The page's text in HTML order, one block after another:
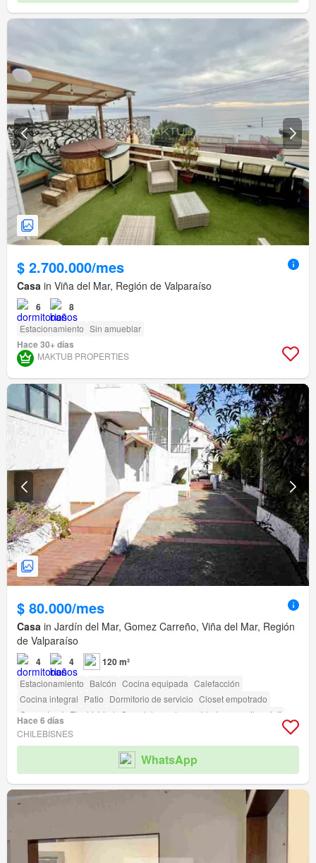
$ 2.700.000/mes
Casa in Viña del Mar, Región de Valparaíso
6 8
Estacionamiento Sin amueblar
Hace 30+ días
MAKTUB PROPERTIES
$ 80.000/mes
Casa in Jardín del Mar, Gomez Carreño, Viña del Mar, Región
de Valparaíso
4 4 120 m²
Estacionamiento Balcón Cocina equipada Calefacción
Cocina integral Patio Dormitorio de servicio Closet empotrado
Gas natural Electricidad Completamente amoblado
amenity_wi_fi
Jardín Parilla
Hace 6 días
CHILEBISNES
WhatsApp